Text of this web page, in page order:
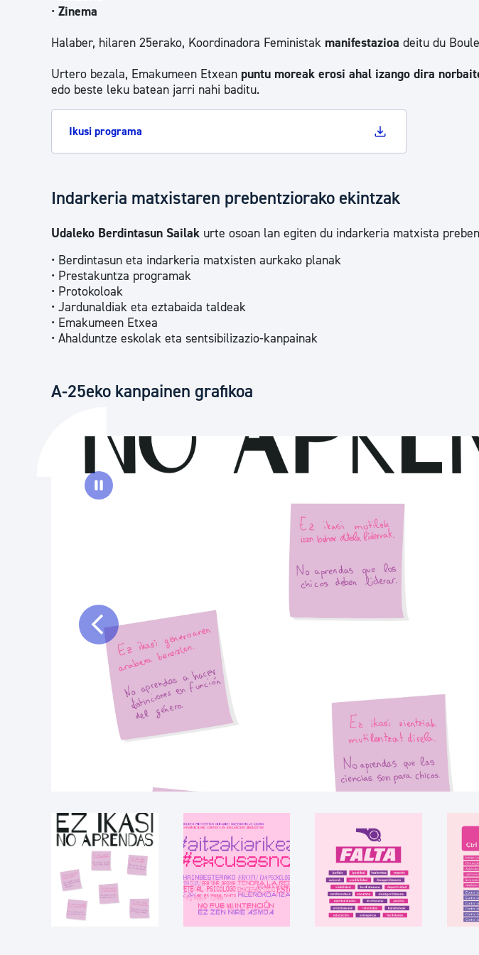
• Zinema
Halaber, hilaren 25erako, Koordinadora Feministak manifestazioa deitu du
Urtero bezala, Emakumeen Etxean puntu moreak erosi ahal izango dira
edo beste leku batean jarri nahi baditu.
Ikusi programa
Indarkeria matxistaren prebentziorako ekintzak
Udaleko Berdintasun Sailak urte osoan lan egiten du indarkeria matxista
• Berdintasun eta indarkeria matxisten aurkako planak
• Prestakuntza programak
• Protokoloak
• Jardunaldiak eta eztabaida taldeak
• Emakumeen Etxea
• Ahalduntze eskolak eta sentsibilizazio-kanpainak
A-25eko kanpainen grafikoa